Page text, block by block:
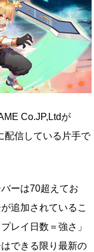
Co.JP,Ltdが
配信している片手で
ーは70超えてお
追加されているこ
レイ日数＝強さ」
できる限り最新の